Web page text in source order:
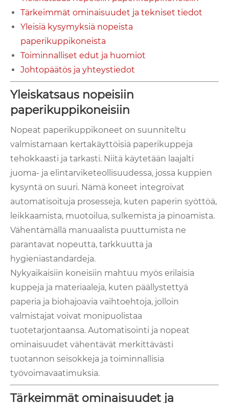
Tärkeimmät ominaisuudet ja tekniset tiedot
Yleisiä kysymyksiä nopeista
paperikuppikoneista
Toiminnalliset edut ja huomiot
Johtopäätös ja yhteystiedot
Yleiskatsaus nopeisiin
paperikuppikoneisiin
Nopeat paperikuppikoneet on suunniteltu
valmistamaan kertakäyttöisiä paperikuppeja
tehokkaasti ja tarkasti. Niitä käytetään laajalti
juoma- ja elintarviketeollisuudessa, jossa kuppien
kysyntä on suuri. Nämä koneet integroivat
automatisoituja prosesseja, kuten paperin syöttöä,
leikkaamista, muotoilua, sulkemista ja pinoamista.
Vähentämällä manuaalista puuttumista ne
parantavat nopeutta, tarkkuutta ja
hygieniastandardeja.
Nykyaikaisiin koneisiin mahtuu myös erilaisia ​​
kuppeja ja materiaaleja, kuten päällystettyä
paperia ja biohajoavia vaihtoehtoja, jolloin
valmistajat voivat monipuolistaa
tuotetarjontaansa. Automatisointi ja nopeat
ominaisuudet vähentävät merkittävästi
tuotannon seisokkeja ja toiminnallisia
työvoimavaatimuksia.
Tärkeimmät ominaisuudet ja